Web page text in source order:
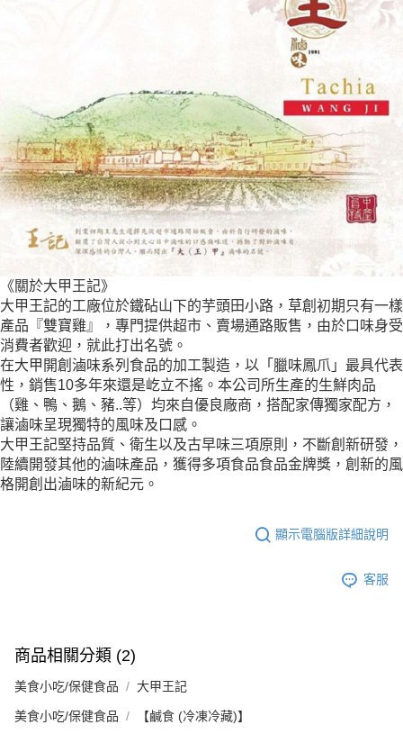
《關於大甲王記》
大甲王記的工廠位於鐵砧山下的芋頭田小路，草創初期只有一樣
產品『雙寶雞』，專門提供超市、賣場通路販售，由於口味身受
消費者歡迎，就此打出名號。
在大甲開創滷味系列食品的加工製造，以「臘味鳳爪」最具代表
性，銷售10多年來還是屹立不搖。本公司所生產的生鮮肉品
（雞、鴨、鵝、豬..等）均來自優良廠商，搭配家傳獨家配方，
讓滷味呈現獨特的風味及口感。
大甲王記堅持品質、衛生以及古早味三項原則，不斷創新研發，
陸續開發其他的滷味產品，獲得多項食品食品金牌獎，創新的風
格開創出滷味的新紀元。
顯示電腦版詳細說明
客服
商品相關分類 (2)
美食小吃/保健食品 大甲王記
美食小吃/保健食品 【鹹食 (冷凍冷藏)】